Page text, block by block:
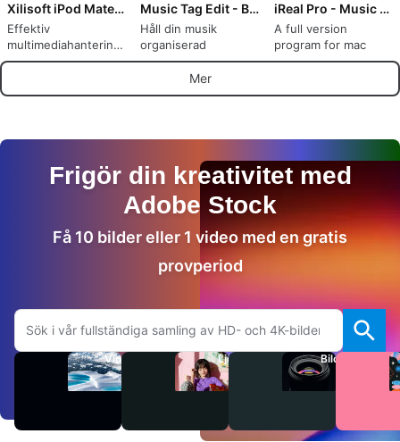
Xilisoft iPod Mate for Mac
Effektiv
multimediahantering
med Xilisoft iPod
Music Tag Edit - Batch ID3 Editor
Håll din musik
organiserad
iReal Pro - Music Book & Play Along
A full version
program for mac
Mer
Frigör din kreativitet med
Adobe Stock
Få 10 bilder eller 1 video med en gratis
provperiod
Sök på Adobe.com
Videor Ljud Bilder